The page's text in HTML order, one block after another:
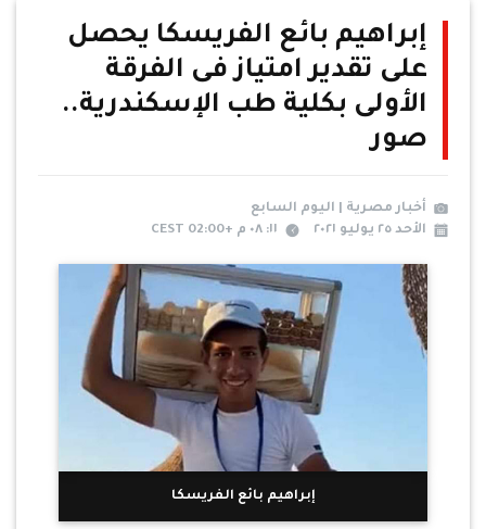
إبراهيم بائع الفريسكا يحصل
على تقدير امتياز فى الفرقة
الأولى بكلية طب الإسكندرية..
صور
أخبار مصرية | اليوم السابع
الأحد ٢٥ يوليو ٢٠٢١
١١: ٠٨ م +02:00 CEST
إبراهيم بائع الفريسكا